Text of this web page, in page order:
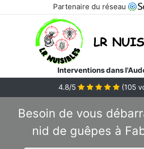
Partenaire du réseau
Interventions dans
4.8/5 (105
Besoin de vous
nid de guêpes à